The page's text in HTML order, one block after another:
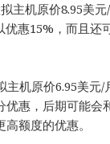
主机原价8.95美
优惠15%，而且还
机原价6.95美元/
优惠，后期可能会
额度的优惠。